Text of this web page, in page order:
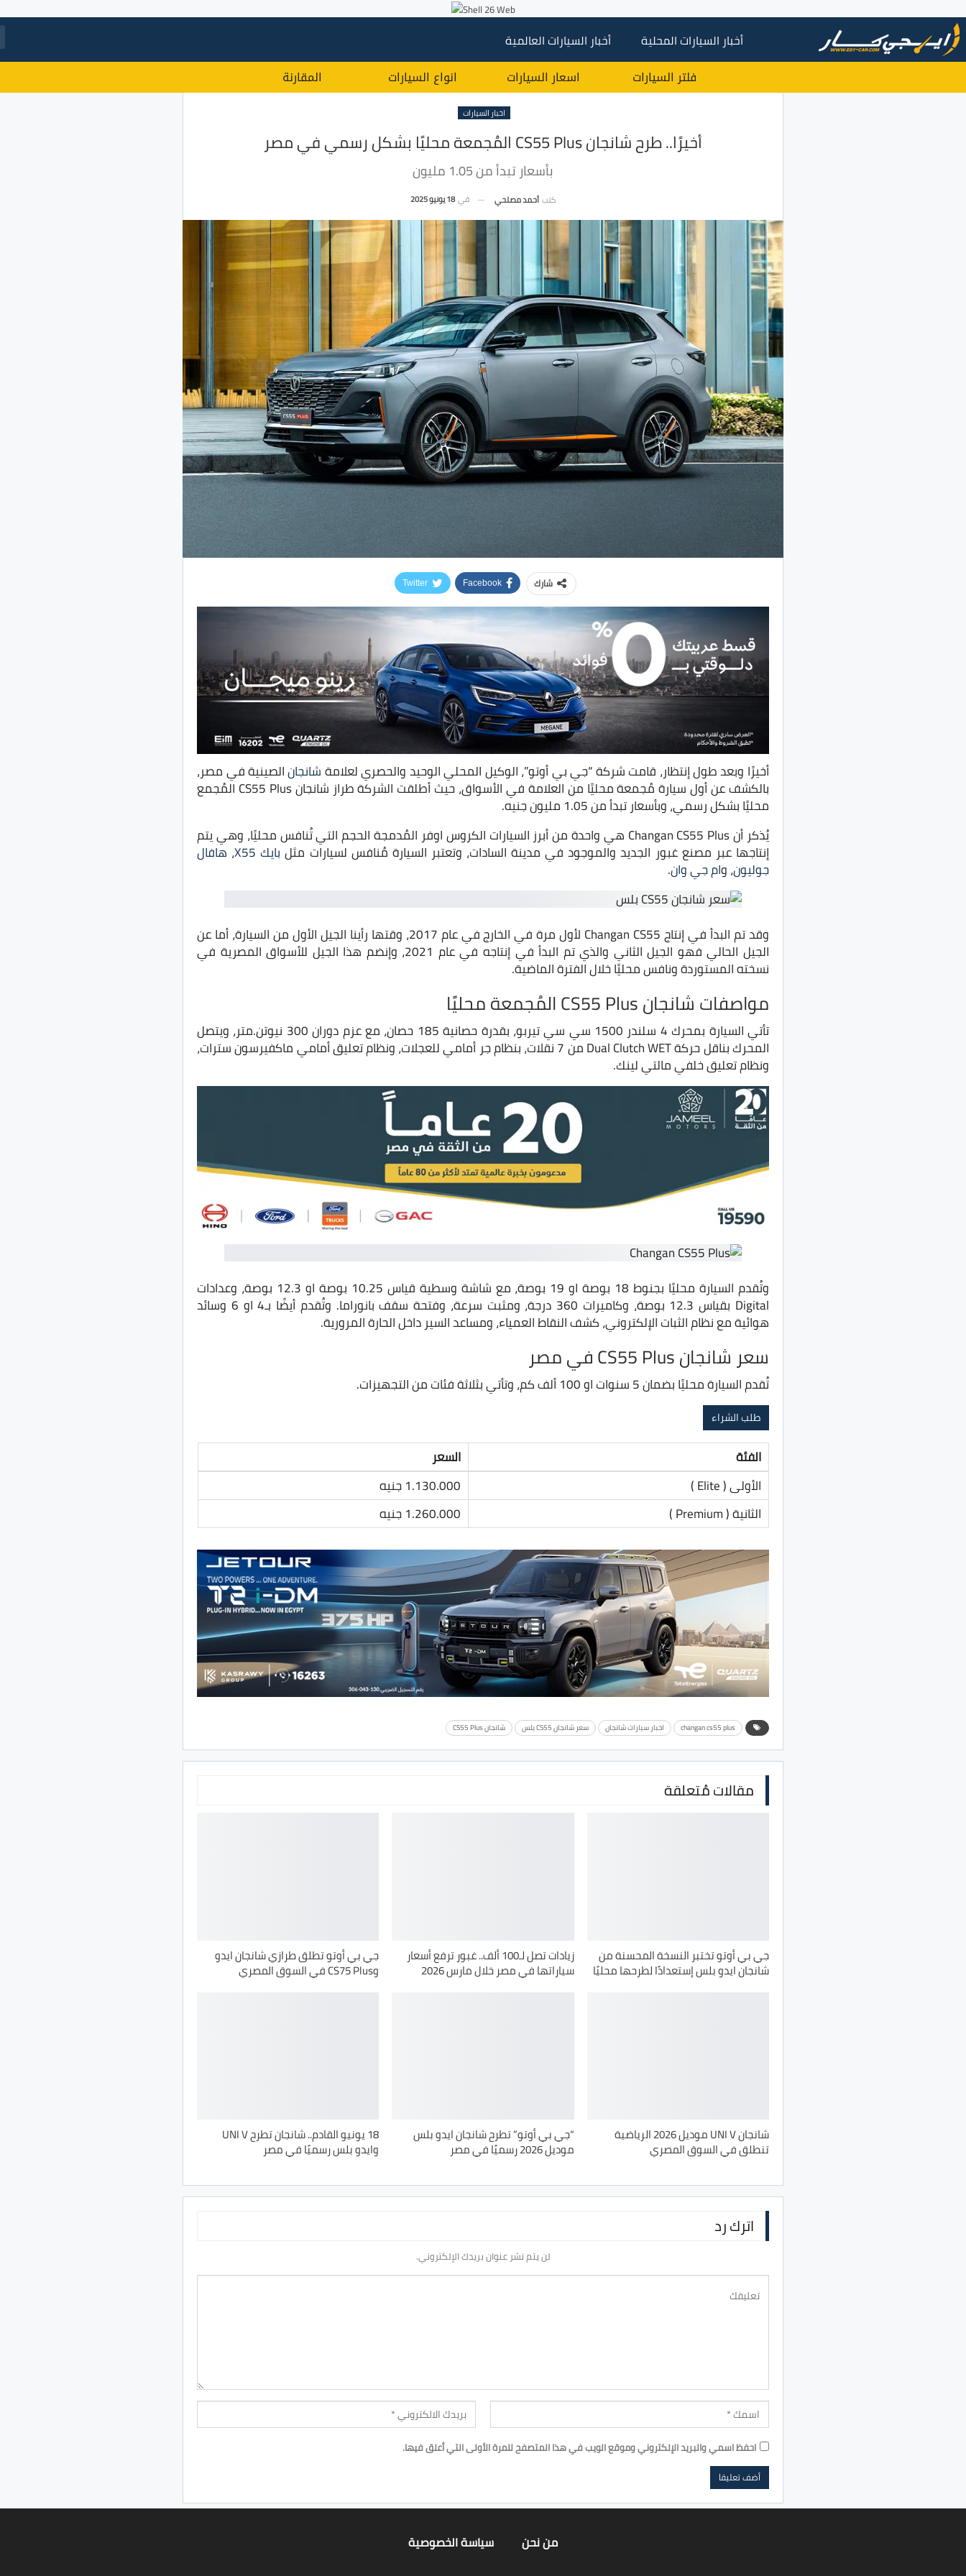
أخبار السيارات المحلية أخبار السيارات العالمية
فلتر السيارات اسعار السيارات انواع السيارات المقارنة
اخبار السيارات
أخيرًا.. طرح شانجان CS55 Plus المُجمعة محليًا بشكل رسمي في مصر
بأسعار تبدأ من 1.05 مليون
كتب أحمد مصلحي في 18 يونيو 2025
شارك Facebook
Twitter
أخيرًا وبعد طول إنتظار، قامت شركة “جي بي أوتو”، الوكيل المحلي الوحيد والحصري لعلامةشانجانالصينية في مصر،
بالكشف عن أول سيارة مُجمعة محليًا من العلامة في الأسواق، حيث أطلقت الشركة طراز شانجان CS55 Plus المُجمع
محليًا بشكل رسمي، وبأسعار تبدأ من 1.05 مليون جنيه.
يُذكر أن Changan CS55 Plus هي واحدة من أبرز السيارات الكروس اوفر المُدمجة الحجم التي تُنافس محليًا، وهي يتم
إنتاجها عبر مصنع غبور الجديد والموجود في مدينة السادات، وتعتبر السيارة مُنافس لسيارات مثل بايك X55 ، هافال
جوليون، وام جي وان.
وقد تم البدأ في إنتاج Changan CS55 لأول مرة في الخارج في عام 2017، وقتها رأينا الجيل الأول من السيارة، أما عن
الجيل الحالي فهو الجيل الثاني والذي تم البدأ في إنتاجه في عام 2021، وإنضم هذا الجيل للأسواق المصرية في
نسخته المستوردة ونافس محليًا خلال الفترة الماضية.
مواصفات شانجان CS55 Plus المُجمعة محليًا
تأتي السيارة بمحرك 4 سلندر 1500 سي سي تيربو، بقدرة حصانية 185 حصان، مع عزم دوران 300 نيوتن.متر، ويتصل
المحرك بناقل حركة Dual Clutch WET من 7 نقلات، بنظام جر أمامي للعجلات، ونظام تعليق أمامي ماكفيرسون سترات،
ونظام تعليق خلفي مالتي لينك.
وتُقدم السيارة محليًا بجنوط 18 بوصة او 19 بوصة، مع شاشة وسطية قياس 10.25 بوصة او 12.3 بوصة، وعدادات
Digital بقياس 12.3 بوصة، وكاميرات 360 درجة، ومثبت سرعة، وفتحة سقف بانوراما. وتُقدم أيضًا بـ4 او 6 وسائد
هوائية مع نظام الثبات الإلكتروني، كشف النقاط العمياء، ومساعد السير داخل الحارة المرورية.
سعر شانجان CS55 Plus في مصر
تُقدم السيارة محليًا بضمان 5 سنوات او 100 ألف كم، وتأتي بثلاثة فئات من التجهيزات.
طلب الشراء
الفئة
السعر
الأولى ( Elite )
1.130.000 جنيه
الثانية ( Premium )
1.260.000 جنيه
changan cs55 plus اخبار سيارات شانجان سعر شانجان CS55 بلس شانجان CS55 Plus
مقالات مُتعلقة
جي بي أوتو تختبر النسخة المحسنة من
شانجان ايدو بلس إستعدادًا لطرحها محليًا
زيادات تصل لـ100 ألف.. غبور ترفع أسعار
سياراتها في مصر خلال مارس 2026
جي بي أوتو تطلق طرازي شانجان ايدو
وCS75 Plus في السوق المصري
شانجان UNI V موديل 2026 الرياضية
تنطلق في السوق المصري
“جي بي أوتو” تطرح شانجان ايدو بلس
موديل 2026 رسميًا في مصر
18 يونيو القادم.. شانجان تطرح UNI V
وايدو بلس رسميًا في مصر
اترك رد
لن يتم نشر عنوان بريدك الإلكتروني.
احفظ اسمي والبريد الإلكتروني وموقع الويب في هذا المتصفح للمرة الأولى التي أعلق فيها.
من نحن سياسة الخصوصية